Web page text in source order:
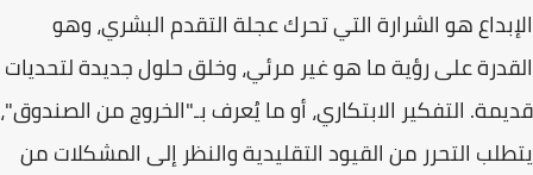
الإبداع هو الشرارة التي تحرك عجلة التقدم البشري، وهو
القدرة على رؤية ما هو غير مرئي، وخلق حلول جديدة لتحديات
قديمة. التفكير الابتكاري، أو ما يُعرف بـ"الخروج من الصندوق"،
يتطلب التحرر من القيود التقليدية والنظر إلى المشكلات من